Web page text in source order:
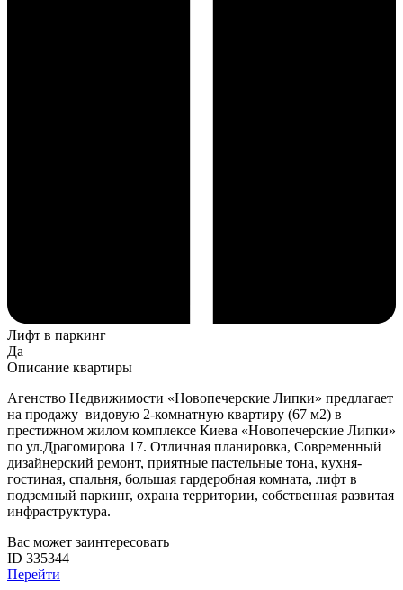
Лифт в паркинг
Да
Описание квартиры
Агенство Недвижимости «Новопечерские Липки» предлагает
на продажу видовую 2-комнатную квартиру (67 м2) в
престижном жилом комплексе Киева «Новопечерские Липки»
по ул.Драгомирова 17. Отличная планировка, Современный
дизайнерский ремонт, приятные пастельные тона, кухня-
гостиная, спальня, большая гардеробная комната, лифт в
подземный паркинг, охрана территории, собственная развитая
инфраструктура.
Вас может заинтересовать
ID 335344
Перейти